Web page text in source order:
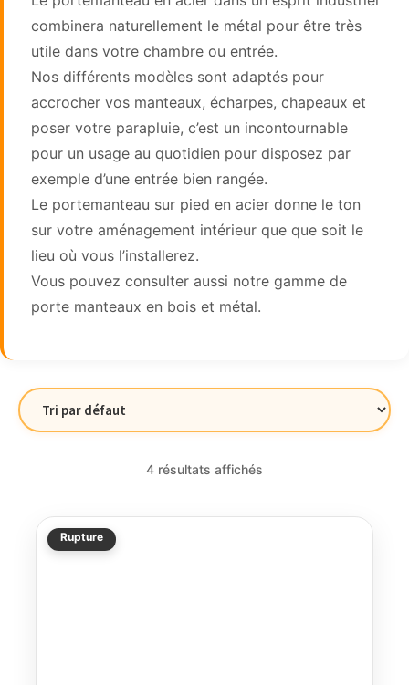
combinera naturellement le métal pour être très
utile dans votre chambre ou entrée.
Nos différents modèles sont adaptés pour
accrocher vos manteaux, écharpes, chapeaux et
poser votre parapluie, c’est un incontournable
pour un usage au quotidien pour disposez par
exemple d’une entrée bien rangée.
Le portemanteau sur pied en acier donne le ton
sur votre aménagement intérieur que que soit le
lieu où vous l’installerez.
Vous pouvez consulter aussi notre gamme de
porte manteaux en bois et métal.
4 résultats affichés
Rupture